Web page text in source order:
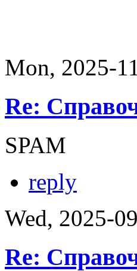
Mon, 2025-
Re:
SPAM
reply
Wed, 2025-
Re: